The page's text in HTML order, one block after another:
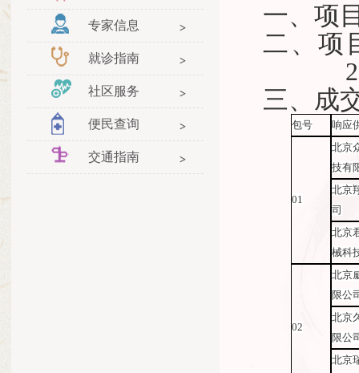
专家信息
就诊指南
社区服务
便民查询
交通指南
一、项
二、项
三、成
包号 响应
01
北京
技有
北京
司
北京
械科
02
北京
限公
北京
限公
北京